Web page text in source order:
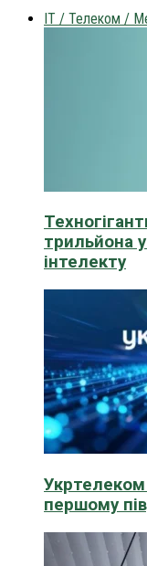
IT / Телеком /
трильйона
інтелекту
Укртелеком
першому